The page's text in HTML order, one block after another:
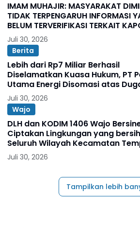
IMAM MUHAJIR: MASYARAKAT
TIDAK TERPENGARUH INFORMASI
BELUM TERVERIFIKASI TERKAIT
BOLO
Juli 30, 2026
Berita
Lebih dari Rp7 Miliar Berhasil
Diselamatkan Kuasa Hukum, PT
Utama Energi Disomasi atas
Wanprestasi Pembayaran
Juli 30, 2026
Wajo
DLH dan KODIM 1406 Wajo
Ciptakan Lingkungan yang
Seluruh Wilayah Kecamatan
Juli 30, 2026
Tampilkan lebih